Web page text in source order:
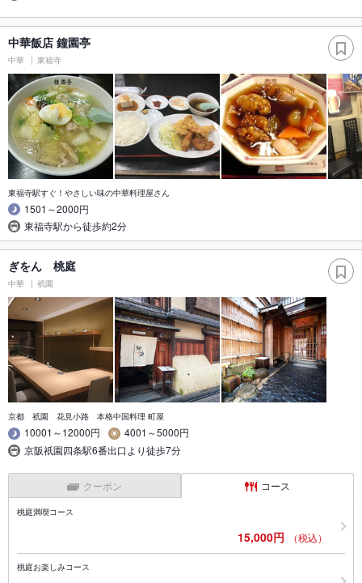
中華飯店 鐘園亭
中華 東福寺
東福寺駅すぐ！やさしい味の中華料理屋さん
1501～2000円
東福寺駅から徒歩約2分
ぎをん 桃庭
中華 祇園
京都 祇園 花見小路 本格中国料理 町屋
10001～12000円
4001～5000円
京阪祇園四条駅6番出口より徒歩7分
クーポン コース
桃庭満喫コース
15,000円 （税込）
桃庭お楽しみコース